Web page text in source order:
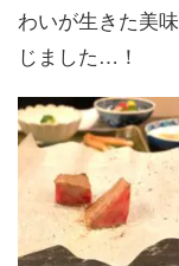
わいが生きた美
じました…！